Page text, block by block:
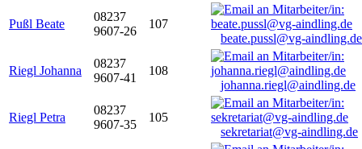
Pußl Beate
08237
9607-26
107
beate.pussl@vg-aindling.de
Riegl Johanna
08237
9607-41
108
johanna.riegl@aindling.de
Riegl Petra
08237
9607-35
105
sekretariat@vg-aindling.de